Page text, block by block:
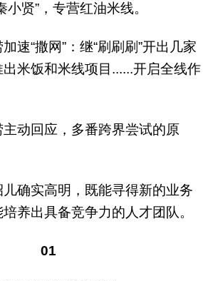
贤”，专营红油米线。
速“撒网”：继“刷刷刷”开出几家
米饭和米线项目......开启全线作
动回应，多番跨界尝试的原
确实高明，既能寻得新的业务
养出具备竞争力的人才团队。
01